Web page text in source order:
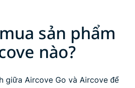
sản phẩm
nào?
giữa Aircove Go và Aircove để